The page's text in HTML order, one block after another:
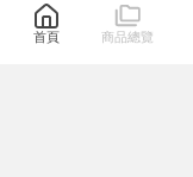
首頁 商品總覽